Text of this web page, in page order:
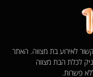
הקשור לאירוע בת מצווה. האתר
לכלת הבת מצווה
פשרות.